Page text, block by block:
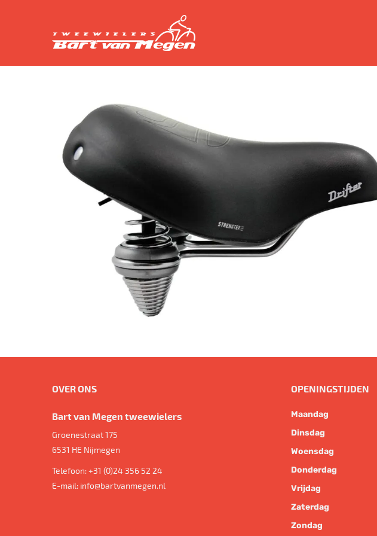
OVER ONS
Bart van Megen tweewielers
Groenestraat 175
6531 HE Nijmegen
Telefoon:+31 (0)24 356 52 24
E-mail: info@bartvanmegen.nl
OPENINGSTIJDEN
Maandag
Dinsdag
Woensdag
Donderdag
Vrijdag
Zaterdag
Zondag